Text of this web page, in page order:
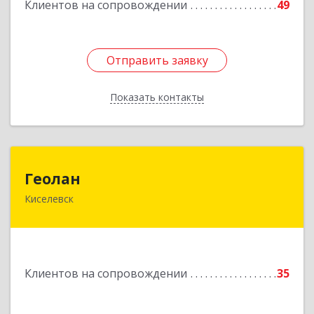
Клиентов на сопровождении 49
Отправить заявку
Показать контакты
Подробнее
Отправить заявку
Назад
Геолан
Киселевск
Клиентов на сопровождении 35